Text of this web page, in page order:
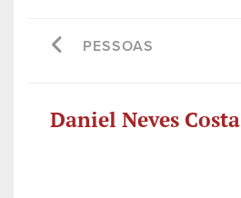
PESSOAS
Daniel Neves Costa